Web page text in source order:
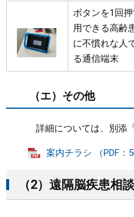
ボタンを1回
用できる高齢
に不慣れな人
る通信端末
（エ）その他
詳細については、別添「
案内チラシ （PDF：
（2）遠隔脳疾患相談